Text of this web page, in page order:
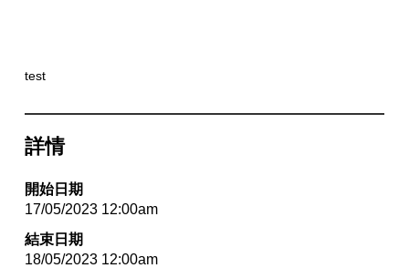
test
詳情
開始日期
17/05/2023 12:00am
結束日期
18/05/2023 12:00am